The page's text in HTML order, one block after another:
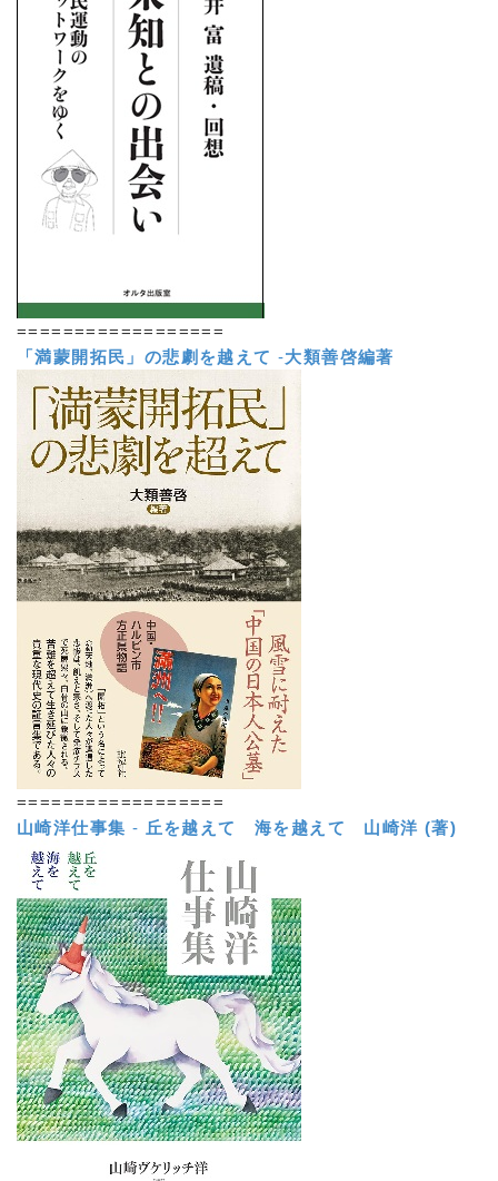
==================
「満蒙開拓民」の悲劇を越えて -大類善啓編著
==================
山崎洋仕事集 - 丘を越えて 海を越えて 山崎洋 (著)